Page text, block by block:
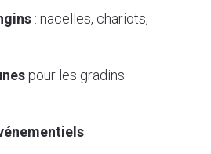
: nacelles, chariots,
pour les gradins